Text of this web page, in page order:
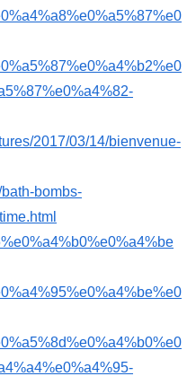
2017/03/14/bienvenue-
bombs-